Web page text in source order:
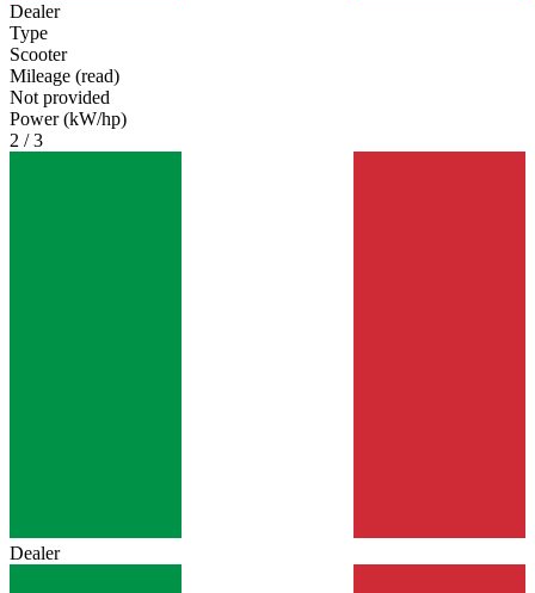
Dealer
Type
Scooter
Mileage (read)
Not provided
Power (kW/hp)
2 / 3
Dealer